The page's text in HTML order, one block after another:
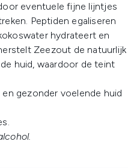
eventuele fijne lijntjes
Peptiden egaliseren
hydrateert en
Zeezout de natuurlijk
huid, waardoor de teint
gezonder voelende huid